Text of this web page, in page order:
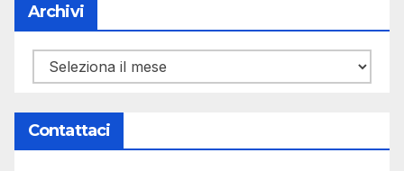
Archivi
Archivi
Contattaci